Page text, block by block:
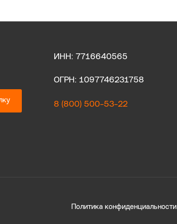
ИНН: 7716640565
ОГРН: 1097746231758
8 (800) 500-53-22
Политика конфиденциальности